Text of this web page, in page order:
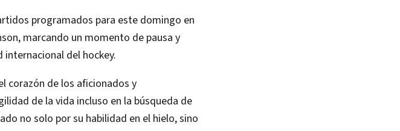
programados para este domingo en
marcando un momento de pausa y
del hockey.
corazón de los aficionados y
de la vida incluso en la búsqueda de
no solo por su habilidad en el hielo, sino